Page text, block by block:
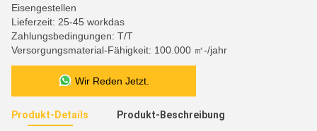
Eisengestellen
Lieferzeit: 25-45 workdas
Zahlungsbedingungen: T/T
Versorgungsmaterial-Fähigkeit: 100.000 ㎡-/jahr
Wir Reden Jetzt.
Produkt-Details Produkt-Beschreibung